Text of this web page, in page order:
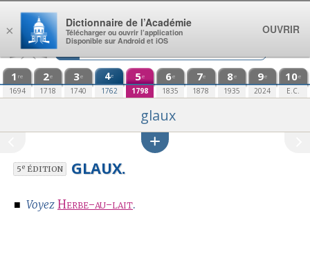
Aller au contenu
1 re
1694
2e
1718
3e
1740
4e
1762
5e
1798
6e
1835
7e
1878
8e
1935
9e
2024
10e
E.C.
glaux
5eÉDITION GLAUX.
■ Voyez Herbe-au-lait.
×
Dictionnaire de l’Académie
Télécharger ou ouvrir l’application
Disponible sur Android et iOS
OUVRIR